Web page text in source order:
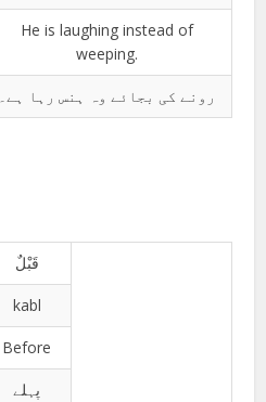
He is laughing instead of
weeping.
رونے کی بجائے وہ ہنس رہا ہے۔
قَبْلٌ
kabl
Before
پہلے